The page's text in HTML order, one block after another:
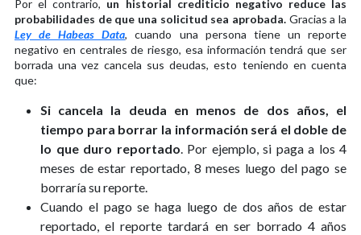
Por el contrario, un historial crediticio negativo reduce las
probabilidades de que una solicitud sea aprobada. Gracias a la
Ley de Habeas Data, cuando una persona tiene un reporte
negativo en centrales de riesgo, esa información tendrá que ser
borrada una vez cancela sus deudas, esto teniendo en cuenta
que:
Si cancela la deuda en menos de dos años, el
tiempo para borrar la información será el doble de
lo que duro reportado. Por ejemplo, si paga a los 4
meses de estar reportado, 8 meses luego del pago se
borraría su reporte.
Cuando el pago se haga luego de dos años de estar
reportado, el reporte tardará en ser borrado 4 años